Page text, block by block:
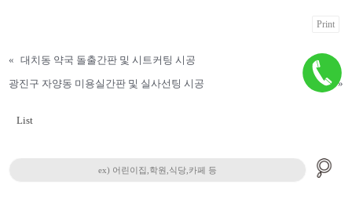
Print
«
대치동 약국 돌출간판 및 시트커팅 시공
광진구 자양동 미용실간판 및 실사선팅 시공
»
List